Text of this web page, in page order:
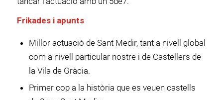
Frikades i apunts
Millor actuació de Sant Medir, tant a nivell global
com a nivell particular nostre i de Castellers de
la Vila de Gràcia.
Primer cop a la història que es veuen castells